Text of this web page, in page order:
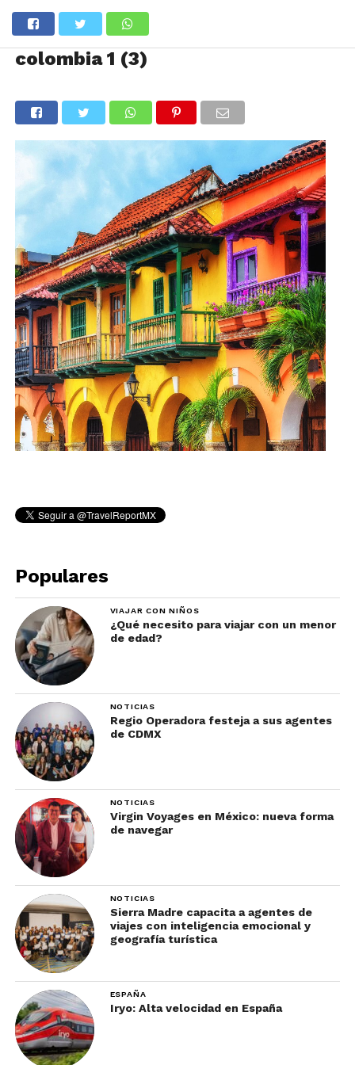
colombia 1 (3)
Populares
VIAJAR CON NIÑOS
¿Qué necesito para viajar con un menor
de edad?
NOTICIAS
Regio Operadora festeja a sus agentes
de CDMX
NOTICIAS
Virgin Voyages en México: nueva forma
de navegar
NOTICIAS
Sierra Madre capacita a agentes de
viajes con inteligencia emocional y
geografía turística
ESPAÑA
Iryo: Alta velocidad en España